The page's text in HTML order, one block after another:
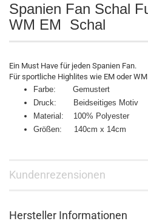
Spanien Fan Schal
WM EM Schal
Ein Must Have für jeden Spanien Fan.
Für sportliche Highlites wie EM oder
Farbe: Gemustert
Druck: Beidseitiges Motiv
Material: 100% Polyester
Größen: 140cm x 14cm
Kundenrezensionen
Hersteller Informationen